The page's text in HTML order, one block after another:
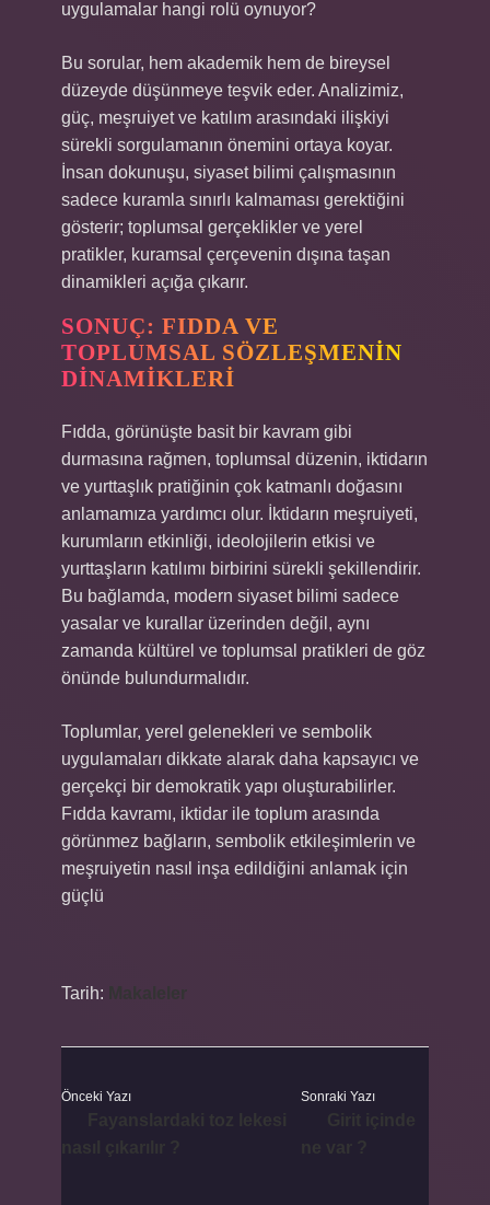
uygulamalar hangi rolü oynuyor?
Bu sorular, hem akademik hem de bireysel
düzeyde düşünmeye teşvik eder. Analizimiz,
güç, meşruiyet ve katılım arasındaki ilişkiyi
sürekli sorgulamanın önemini ortaya koyar.
İnsan dokunuşu, siyaset bilimi çalışmasının
sadece kuramla sınırlı kalmaması gerektiğini
gösterir; toplumsal gerçeklikler ve yerel
pratikler, kuramsal çerçevenin dışına taşan
dinamikleri açığa çıkarır.
SONUÇ: FIDDA VE
TOPLUMSAL SÖZLEŞMENIN
DINAMIKLERI
Fıdda, görünüşte basit bir kavram gibi
durmasına rağmen, toplumsal düzenin, iktidarın
ve yurttaşlık pratiğinin çok katmanlı doğasını
anlamamıza yardımcı olur. İktidarın meşruiyeti,
kurumların etkinliği, ideolojilerin etkisi ve
yurttaşların katılımı birbirini sürekli şekillendirir.
Bu bağlamda, modern siyaset bilimi sadece
yasalar ve kurallar üzerinden değil, aynı
zamanda kültürel ve toplumsal pratikleri de göz
önünde bulundurmalıdır.
Toplumlar, yerel gelenekleri ve sembolik
uygulamaları dikkate alarak daha kapsayıcı ve
gerçekçi bir demokratik yapı oluşturabilirler.
Fıdda kavramı, iktidar ile toplum arasında
görünmez bağların, sembolik etkileşimlerin ve
meşruiyetin nasıl inşa edildiğini anlamak için
güçlü
Tarih:
Önceki Yazı Sonraki Yazı